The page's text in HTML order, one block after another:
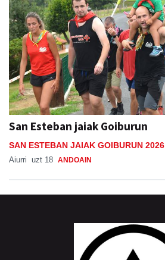
San Esteban jaiak Goiburun
SAN ESTEBAN JAIAK GOIBURUN 2026
Aiurri uzt 18 ANDOAIN